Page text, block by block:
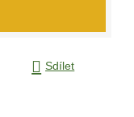
Sdílet